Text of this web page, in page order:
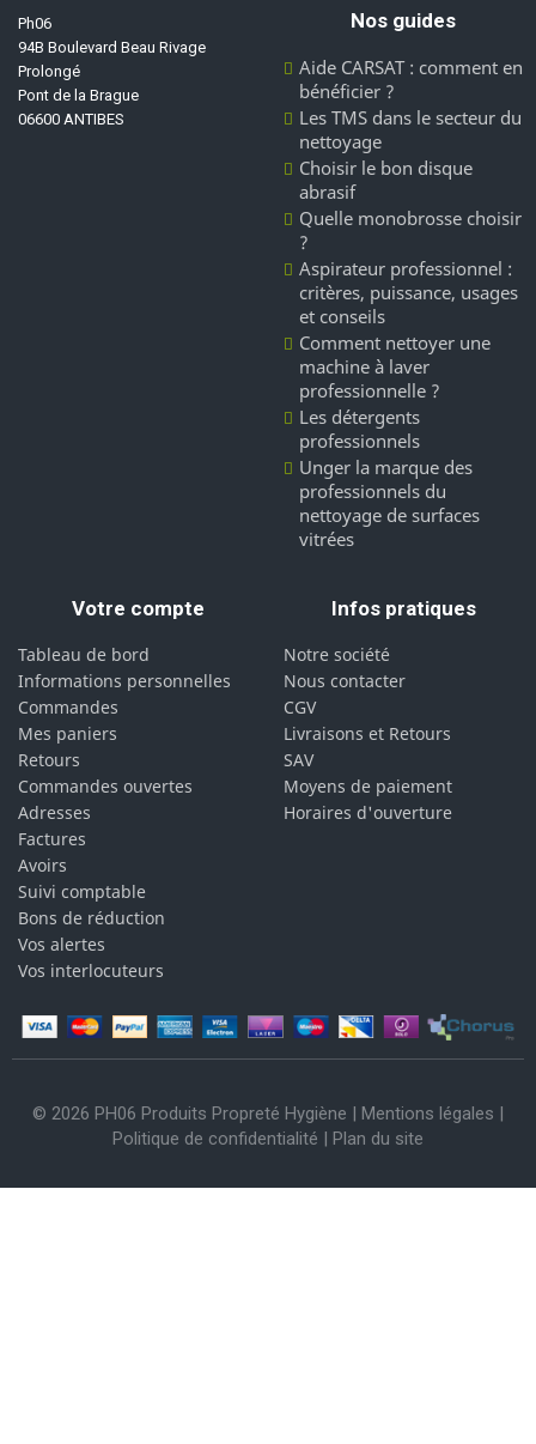
Ph06
94B Boulevard Beau Rivage
Prolongé
Pont de la Brague
06600 ANTIBES
Nos guides
Aide CARSAT : comment en
bénéficier ?
Les TMS dans le secteur du
nettoyage
Choisir le bon disque
abrasif
Quelle monobrosse choisir
?
Aspirateur professionnel :
critères, puissance, usages
et conseils
Comment nettoyer une
machine à laver
professionnelle ?
Les détergents
professionnels
Unger la marque des
professionnels du
nettoyage de surfaces
vitrées
Votre compte
Tableau de bord
Informations personnelles
Commandes
Mes paniers
Retours
Commandes ouvertes
Adresses
Factures
Avoirs
Suivi comptable
Bons de réduction
Vos alertes
Vos interlocuteurs
Infos pratiques
Notre société
Nous contacter
CGV
Livraisons et Retours
SAV
Moyens de paiement
Horaires d'ouverture
© 2026 PH06 Produits Propreté Hygiène | Mentions légales |
Politique de confidentialité | Plan du site